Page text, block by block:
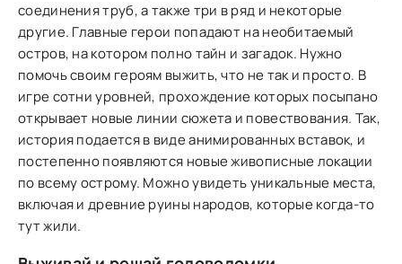
соединения труб, а также три в ряд и некоторые
другие. Главные герои попадают на необитаемый
остров, на котором полно тайн и загадок. Нужно
помочь своим героям выжить, что не так и просто. В
игре сотни уровней, прохождение которых посыпано
открывает новые линии сюжета и повествования. Так,
история подается в виде анимированных вставок, и
постепенно появляются новые живописные локации
по всему острому. Можно увидеть уникальные места,
включая и древние руины народов, которые когда-то
тут жили.